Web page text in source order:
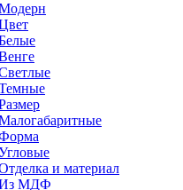
и материал
МДФ